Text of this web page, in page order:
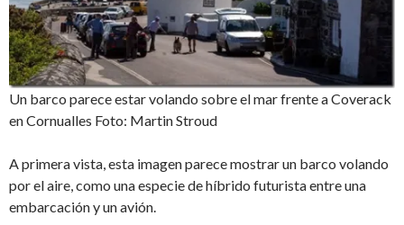
Un barco parece estar volando sobre el mar frente a Coverack
en Cornualles Foto: Martin Stroud
A primera vista, esta imagen parece mostrar un barco volando
por el aire, como una especie de híbrido futurista entre una
embarcación y un avión.